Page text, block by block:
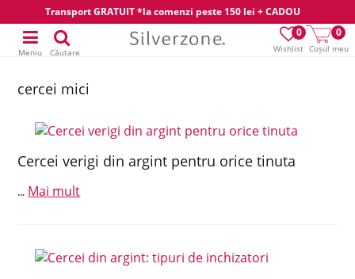
Transport GRATUIT *la comenzi peste 150 lei + CADOU
Wishlist
0
Coșul meu
0
Meniu Căutare
cercei mici
Cercei verigi din argint pentru orice tinuta
... Mai mult